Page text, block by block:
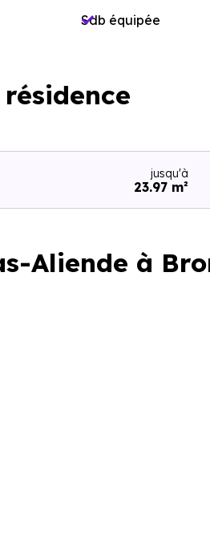
Sdb équipée
jusqu'à
23.97 m²
Aliende à